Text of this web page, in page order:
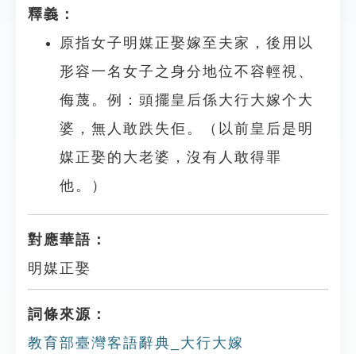
釋義：
原指女子明媒正娶嫁至夫家，後用以
形容一名女子之身分地位不容輕視、
侮蔑。例：頭擺皇后係大行大嫁个大
婆，無人敢跌失佢。（以前皇后是明
媒正娶的大老婆，沒有人敢得罪
他。）
對應華語：
明媒正娶
詞條來源：
教育部臺灣客語辭典_大行大嫁